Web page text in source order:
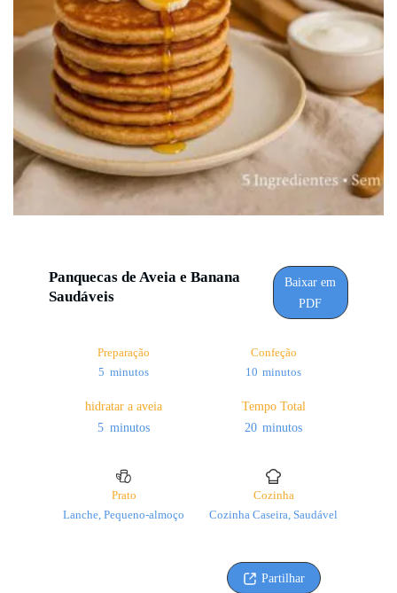
Panquecas de Aveia e Banana
Saudáveis
Baixar em
PDF
Preparação
5 minutos
minutos
Confeção
10minutos
minutos
hidratar a aveia
5minutos
minutos
Tempo Total
20minutos
minutos
Prato
Lanche, Pequeno-almoço
Cozinha
Cozinha Caseira, Saudável
Partilhar